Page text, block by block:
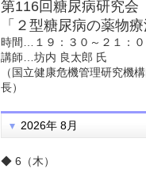
第116回糖尿病研究会
「２型糖尿病の薬物
時間…１９：３０～２１：０
講師…坊内 良太郎 氏
（国立健康危機管理研究機
長）
2026年 8月
◆ 6（木）